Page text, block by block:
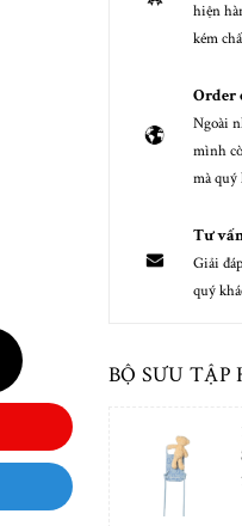
hiện
kém
Order
Ngoài
mình
mà quý
Tư
Giải
quý
BỘ SƯU TẬP